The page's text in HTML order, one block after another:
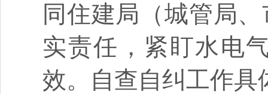
同住建局（城管局
实责任，紧盯水电
效。自查自纠工作具